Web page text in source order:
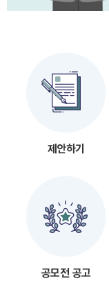
제안하기
공모전 공고